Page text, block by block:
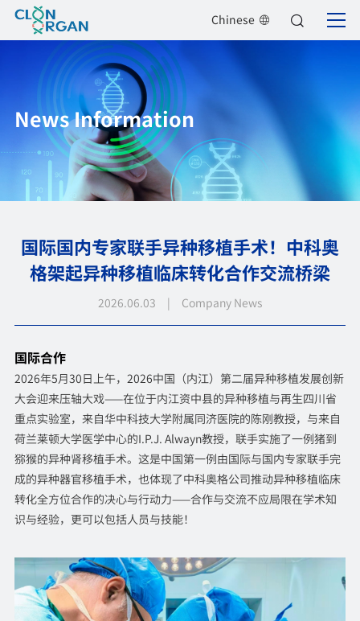
Chinese
News Information
国际国内专家联手异种移植手术！中科奥
格架起异种移植临床转化合作交流桥梁
2026.06.03 | Company News
国际合作
2026年5月30日上午，2026中国（内江）第二届异种移植发展创新
大会迎来压轴大戏——在位于内江资中县的异种移植与再生四川省
重点实验室，来自华中科技大学附属同济医院的陈刚教授，与来自
荷兰莱顿大学医学中心的I.P.J. Alwayn教授，联手实施了一例猪到
猕猴的异种肾移植手术。这是中国第一例由国际与国内专家联手完
成的异种器官移植手术，也体现了中科奥格公司推动异种移植临床
转化全方位合作的决心与行动力——合作与交流不应局限在学术知
识与经验，更可以包括人员与技能！